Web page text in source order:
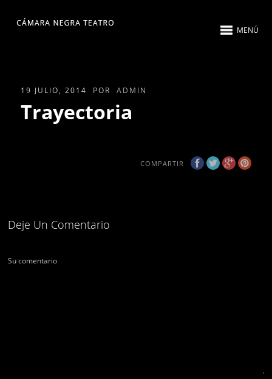
MENÚ
19 JULIO, 2014 POR ADMIN
Trayectoria
COMPARTIR
Deje Un Comentario
Su comentario